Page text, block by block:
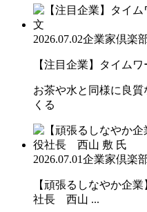
2026.07.02企業家倶楽
【注目企業】タイム
お茶や水と同様に良
くる
2026.07.01企業家倶楽
【頑張るしなやか企
社長 西山 ...